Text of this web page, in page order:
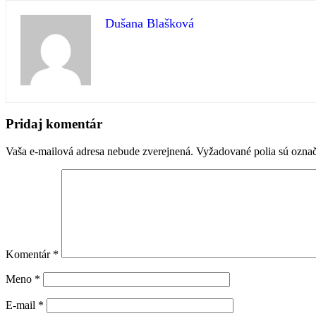
Dušana Blašková
späť
hlavnú
navigáciu
Pridaj komentár
Vaša e-mailová adresa nebude zverejnená. Vyžadované polia sú
Komentár *
Meno *
E-mail *